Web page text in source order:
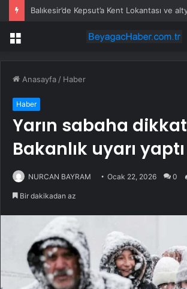
Balıkesir’de Kepsut’a Kent Lokantası ve
Menü
Anasayfa / Haber
Haber
Yarın sabaha
Bakanlık uyarı yaptı
NURCAN BAYRAM Ocak 22, 2026 0
Bir dakikadan az